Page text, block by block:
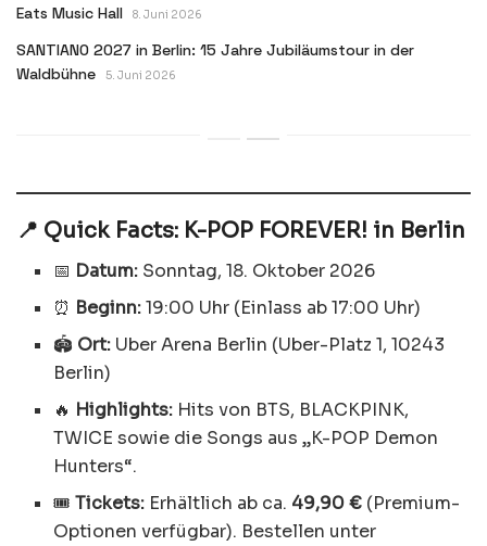
Eats Music Hall
8. Juni 2026
SANTIANO 2027 in Berlin: 15 Jahre Jubiläumstour in der
Waldbühne
5. Juni 2026
📍 Quick Facts: K-POP FOREVER! in Berlin
📅 Datum: Sonntag, 18. Oktober 2026
⏰ Beginn:19:00 Uhr (Einlass ab 17:00 Uhr)
🏟️ Ort: Uber Arena Berlin (Uber-Platz 1, 10243
Berlin)
🔥 Highlights: Hits von BTS, BLACKPINK,
TWICE sowie die Songs aus „K-POP Demon
Hunters“.
🎟️Tickets: Erhältlich ab ca. 49,90 € (Premium-
Optionen verfügbar). Bestellen unter